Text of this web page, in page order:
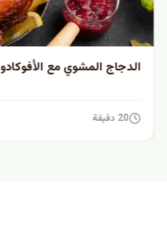
الدجاج المشوي مع الأفوكادو
20 دقيقة